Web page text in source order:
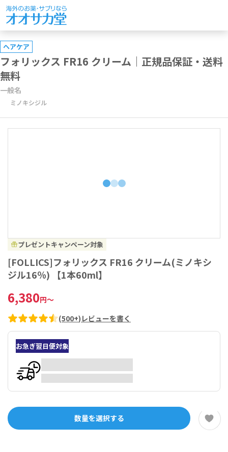
ヘアケア
フォリックス FR16 クリーム｜正規品保証・送料
無料
一般名
ミノキシジル
プレゼントキャンペーン対象
[FOLLICS]フォリックス FR16 クリーム(ミノキシ
ジル16％) 【1本60ml】
6,380円～
(500+) レビューを書く
お急ぎ翌日便対象
数量を選択する